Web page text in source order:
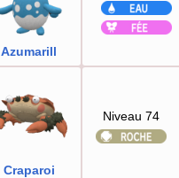
Azumarill
Craparoi
Niveau 74